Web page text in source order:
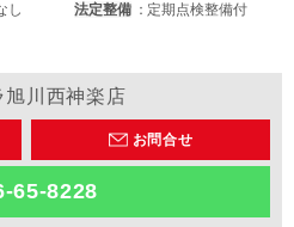
し 法定整備
定期点検整備付
旭川西神楽店
お問合せ
65-8228